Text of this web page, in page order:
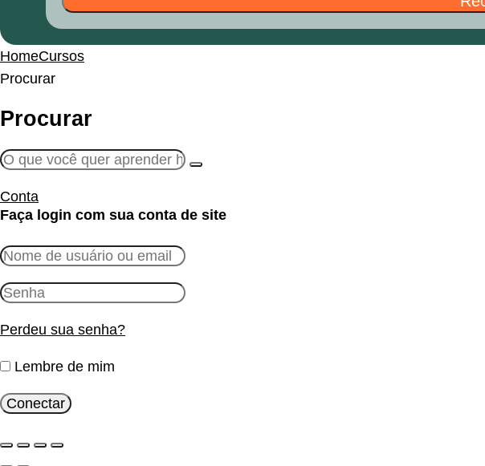
HomeCursos
Procurar
Procurar
Conta
Faça login com sua conta de site
Perdeu sua senha?
Lembre de mim